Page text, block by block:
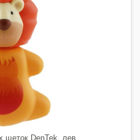
щеток DenTek, лев